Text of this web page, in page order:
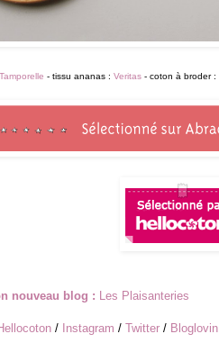
Tamporelle - tissu ananas : Veritas - coton à broder :
nouveau blog : Les Plaisanteries
/ Instagram / Twitter / Bloglovin